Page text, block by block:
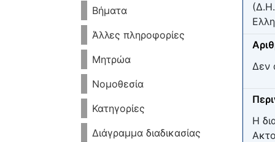
Βήματα
Άλλες πληροφορίες
Μητρώα
Νομοθεσία
Κατηγορίες
Διάγραμμα διαδικασίας
Δεν
Η